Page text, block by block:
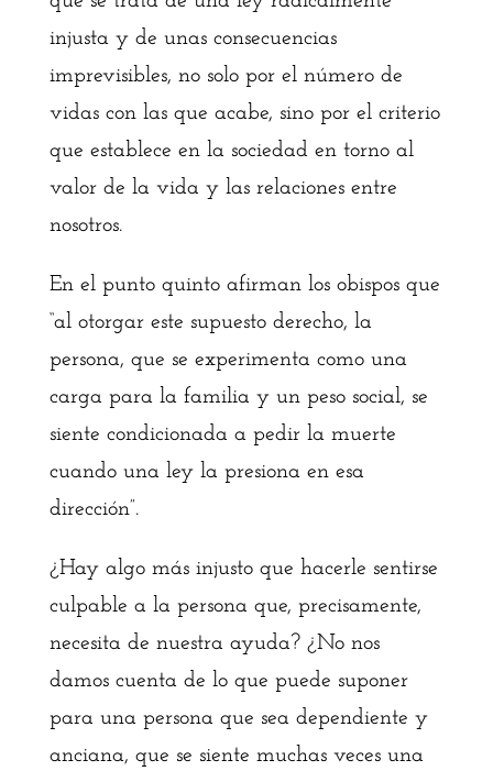
injusta y de unas consecuencias
imprevisibles, no solo por el número de
vidas con las que acabe, sino por el criterio
que establece en la sociedad en torno al
valor de la vida y las relaciones entre
nosotros.
En el punto quinto afirman los obispos que
“al otorgar este supuesto derecho, la
persona, que se experimenta como una
carga para la familia y un peso social, se
siente condicionada a pedir la muerte
cuando una ley la presiona en esa
dirección”.
¿Hay algo más injusto que hacerle sentirse
culpable a la persona que, precisamente,
necesita de nuestra ayuda? ¿No nos
damos cuenta de lo que puede suponer
para una persona que sea dependiente y
anciana, que se siente muchas veces una